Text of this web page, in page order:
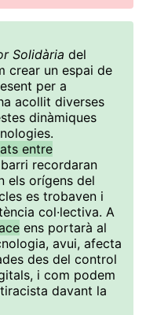
Solidària del
crear un espai de
per a
acollit diverses
dinàmiques
entre
recordaran
els orígens del
es trobaven i
col·lectiva. A
ens portarà al
avui, afecta
des del control
i com podem
davant la